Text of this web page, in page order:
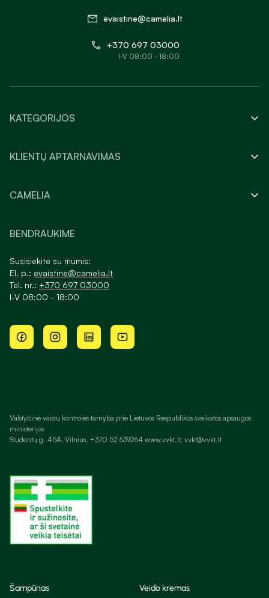
evaistine@camelia.lt
+370 697 03000
I-V 08:00 - 18:00
KATEGORIJOS
KLIENTŲ APTARNAVIMAS
CAMELIA
BENDRAUKIME
Susisiekite su mumis:
El. p.: evaistine@camelia.lt
Tel. nr.: +370 697 03000
I-V 08:00 - 18:00
Valstybinė vaistų kontrolės tarnyba prie Lietuvos Respublikos sveikatos apsaugos
ministerijos
Studentų g. 45A, Vilnius, +370 52 639264 www.vvkt.lt, vvkt@vvkt.lt
Šampūnas Veido kremas